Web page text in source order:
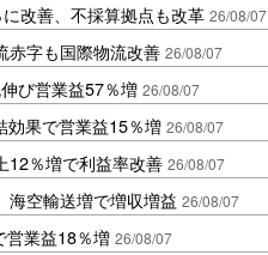
改善、不採算拠点も改革 26/08/07
赤字も国際物流改善 26/08/07
び営業益57％増 26/08/07
効果で営業益15％増 26/08/07
12％増で利益率改善 26/08/07
海空輸送増で増収増益 26/08/07
営業益18％増 26/08/07